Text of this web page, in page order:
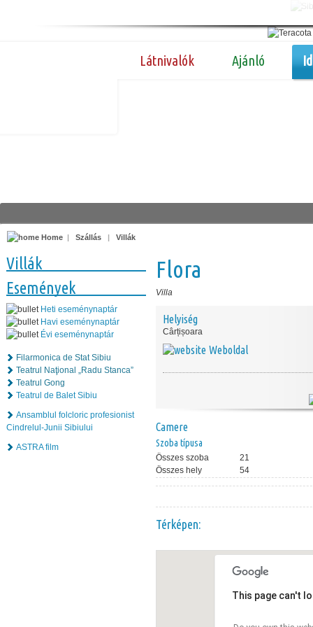
Látnivalók Ajánló
Home | Szállás | Villák
Villák
Események
Heti eseménynaptár
Havi eseménynaptár
Évi eseménynaptár
Filarmonica de Stat Sibiu
Teatrul Naţional „Radu Stanca”
Teatrul Gong
Teatrul de Balet Sibiu
Ansamblul folcloric profesionist
Cindrelul-Junii Sibiului
ASTRA film
Flora
Villa
Helyiség
Cârțișoara
Weboldal
Camere
Szoba típusa
Összes szoba
21
Összes hely
54
Térképen:
This page can't